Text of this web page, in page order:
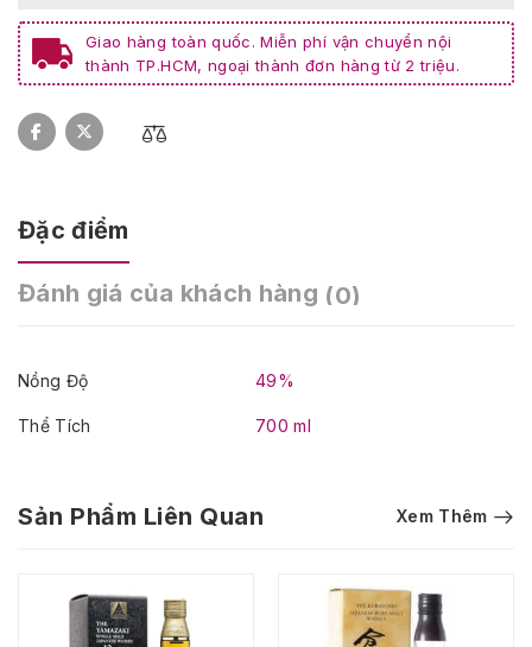
Giao hàng toàn quốc. Miễn phí vận chuyển nội
thành TP.HCM, ngoại thành đơn hàng từ 2 triệu.
Đặc điểm
Đánh giá của khách hàng (0)
Nồng Độ 49%
Thể Tích 700 ml
Sản Phẩm Liên Quan Xem Thêm